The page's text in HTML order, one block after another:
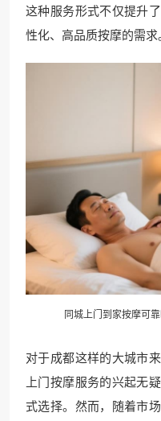
这种服务形式不仅提升
性化、高品质按摩的需求。
同城上门到家按摩可
对于成都这样的大城市
上门按摩服务的兴起无
式选择。然而，随着市